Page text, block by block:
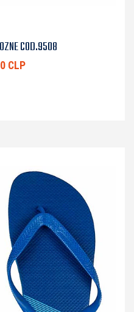
COD.9508
CLP